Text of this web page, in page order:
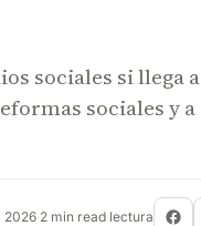
sociales si llega a
sociales y a
2026·2 min read lectura